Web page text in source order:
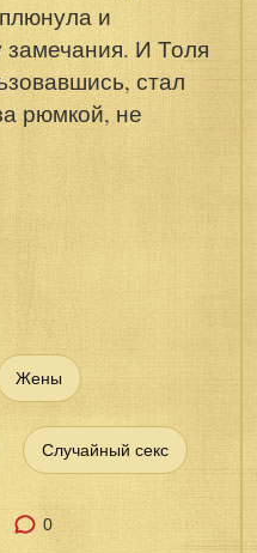
и
замечания. И Толя
стал
рюмкой, не
Жены
Случайный секс
0